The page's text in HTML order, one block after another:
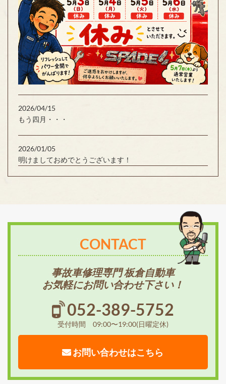
2026/04/15
もう四月・・・
2026/01/05
明けましておめでとうございます！
CONTACT
事故車修理専門 板倉自動車
お気軽にお問い合わせ下さい！
052-389-5752
受付時間 09:00〜19:00(日曜定休)
お問い合わせはこちら